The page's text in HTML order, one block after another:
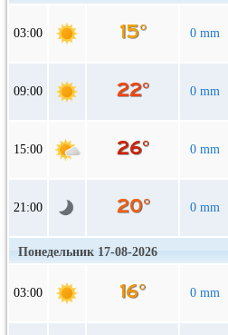
03:00 0 mm
09:00 0 mm
15:00 0 mm
21:00 0 mm
Понедельник 17-08-2026
03:00 0 mm